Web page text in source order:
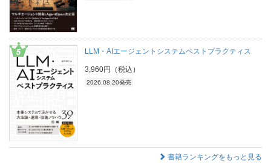
LLM・AIエージェントシステムベストプラクティス
3,960円（税込）
2026.08.20発売
書籍ランキングをもっと見る